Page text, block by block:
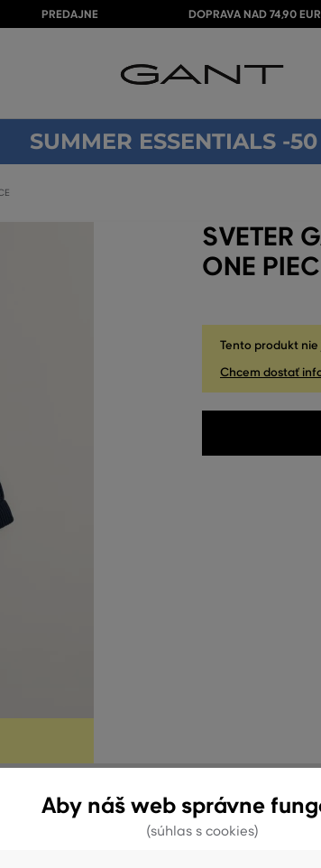
PREDAJNE DOPRAVA NAD 74,90
SUMMER ESSENTIALS -50
SVETER
ONE
Tento produkt
Chcem dostať
Aby náš web správne
(súhlas s cookies)